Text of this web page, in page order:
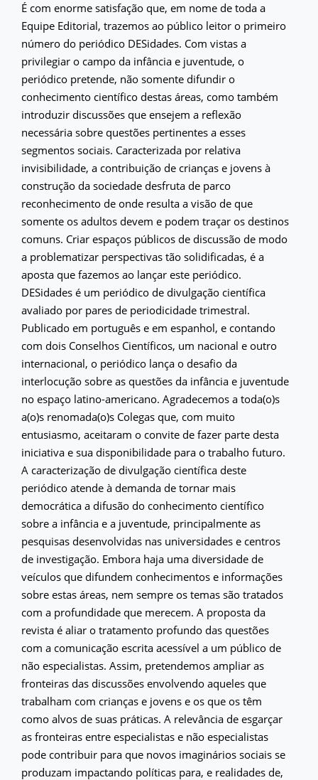
É com enorme satisfação que, em nome de toda a
Equipe Editorial, trazemos ao público leitor o primeiro
número do periódico DESidades. Com vistas a
privilegiar o campo da infância e juventude, o
periódico pretende, não somente difundir o
conhecimento científico destas áreas, como também
introduzir discussões que ensejem a reflexão
necessária sobre questões pertinentes a esses
segmentos sociais. Caracterizada por relativa
invisibilidade, a contribuição de crianças e jovens à
construção da sociedade desfruta de parco
reconhecimento de onde resulta a visão de que
somente os adultos devem e podem traçar os destinos
comuns. Criar espaços públicos de discussão de modo
a problematizar perspectivas tão solidificadas, é a
aposta que fazemos ao lançar este periódico.
DESidades é um periódico de divulgação científica
avaliado por pares de periodicidade trimestral.
Publicado em português e em espanhol, e contando
com dois Conselhos Científicos, um nacional e outro
internacional, o periódico lança o desafio da
interlocução sobre as questões da infância e juventude
no espaço latino-americano. Agradecemos a toda(o)s
a(o)s renomada(o)s Colegas que, com muito
entusiasmo, aceitaram o convite de fazer parte desta
iniciativa e sua disponibilidade para o trabalho futuro.
A caracterização de divulgação científica deste
periódico atende à demanda de tornar mais
democrática a difusão do conhecimento científico
sobre a infância e a juventude, principalmente as
pesquisas desenvolvidas nas universidades e centros
de investigação. Embora haja uma diversidade de
veículos que difundem conhecimentos e informações
sobre estas áreas, nem sempre os temas são tratados
com a profundidade que merecem. A proposta da
revista é aliar o tratamento profundo das questões
com a comunicação escrita acessível a um público de
não especialistas. Assim, pretendemos ampliar as
fronteiras das discussões envolvendo aqueles que
trabalham com crianças e jovens e os que os têm
como alvos de suas práticas. A relevância de esgarçar
as fronteiras entre especialistas e não especialistas
pode contribuir para que novos imaginários sociais se
produzam impactando políticas para, e realidades de,